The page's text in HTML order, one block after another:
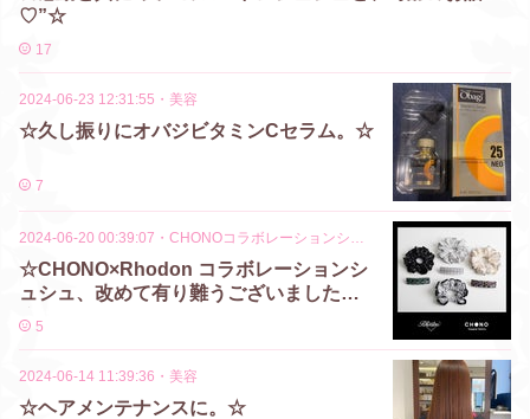
♡”☆
17
2024-06-23 12:31:55 ・ 美容
☆久し振りにオバジビタミンCセラム。☆
7
2024-06-20 00:39:07 ・ CHONOコラボレーションシュシュ
☆CHONO×Rhodon コラボレーションシ
ュシュ、改めて有り難うございました。
☆5
2024-06-14 11:39:36 ・ 美容
☆ヘアメンテナンスに。☆